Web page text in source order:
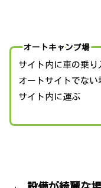
オートキャンプ場
サイト内に車の乗
オートサイトでな
サイト内に運ぶ